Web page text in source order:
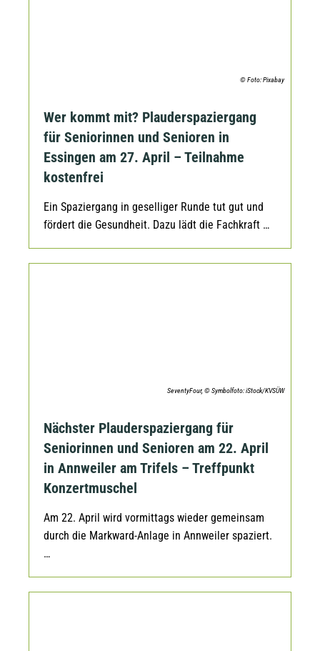
© Foto: Pixabay
Wer kommt mit? Plauderspaziergang
für Seniorinnen und Senioren in
Essingen am 27. April – Teilnahme
kostenfrei
Ein Spaziergang in geselliger Runde tut gut und
fördert die Gesundheit. Dazu lädt die Fachkraft …
SeventyFour, © Symbolfoto: iStock/KVSÜW
Nächster Plauderspaziergang für
Seniorinnen und Senioren am 22. April
in Annweiler am Trifels – Treffpunkt
Konzertmuschel
Am 22. April wird vormittags wieder gemeinsam
durch die Markward-Anlage in Annweiler spaziert.
…